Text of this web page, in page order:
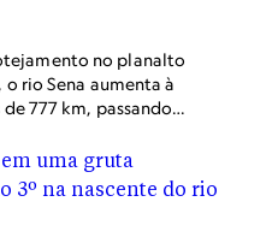
no planalto
o rio Sena aumenta à
777 km, passando
e Le Havre, na